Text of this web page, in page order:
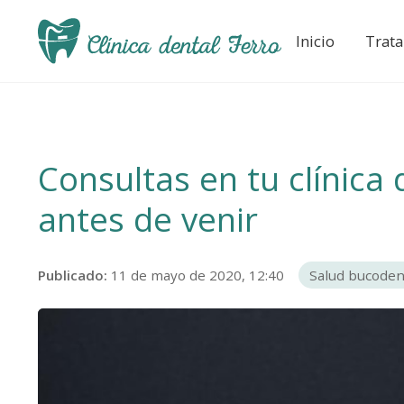
Inicio
Consultas en tu clínica
antes de venir
Publicado: 11 de mayo de 2020, 12:40 Salud